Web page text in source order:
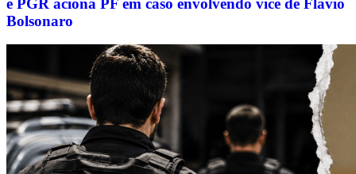
e PGR aciona PF em caso envolvendo vice de Flávio
Bolsonaro